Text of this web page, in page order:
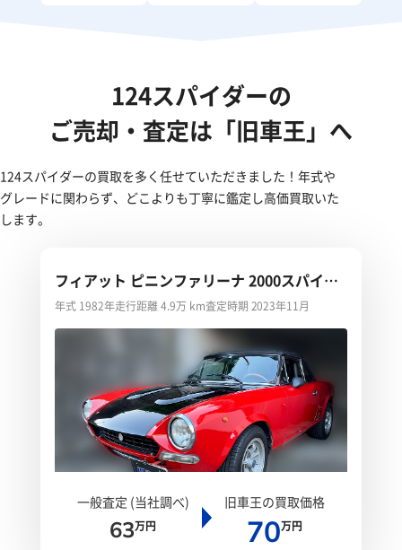
124スパイダーの
ご売却・査定は「旧車王」へ
124スパイダーの買取を多く任せていただきました！年式や
グレードに関わらず、どこよりも丁寧に鑑定し高価買取いた
します。
フィアット ピニンファリーナ 2000スパイダ
ー
年式 1982年走行距離 4.9万 km査定時期 2023年11月
一般査定 (当社調べ)
63万円
旧車王の買取価格
70万円